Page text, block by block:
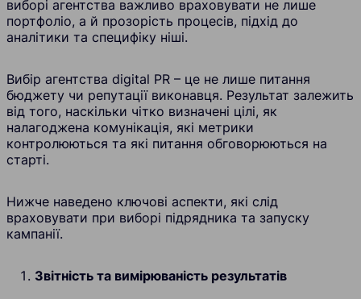
виборі агентства важливо враховувати не лише
портфоліо, а й прозорість процесів, підхід до
аналітики та специфіку ніші.
Вибір агентства digital PR – це не лише питання
бюджету чи репутації виконавця. Результат залежить
від того, наскільки чітко визначені цілі, як
налагоджена комунікація, які метрики
контролюються та які питання обговорюються на
старті.
Нижче наведено ключові аспекти, які слід
враховувати при виборі підрядника та запуску
кампанії.
Звітність та вимірюваність результатів